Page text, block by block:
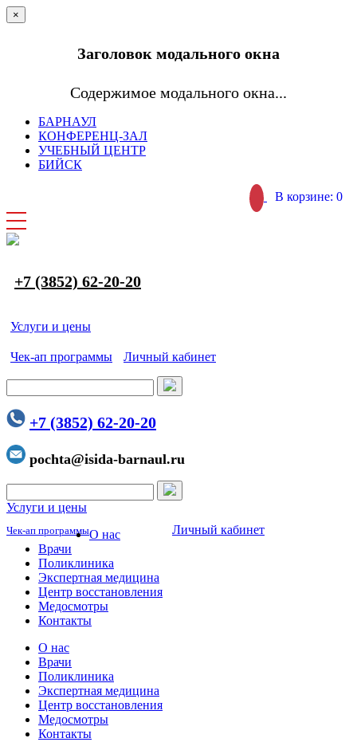
×
Заголовок модального окна
Содержимое модального окна...
БАРНАУЛ
КОНФЕРЕНЦ-ЗАЛ
УЧЕБНЫЙ ЦЕНТР
БИЙСК
В корзине: 0
+7 (3852) 62-20-20
Услуги и цены
Чек-ап программы Личный кабинет
+7 (3852) 62-20-20
pochta@isida-barnaul.ru
Услуги и цены
Чек-ап программы Личный кабинет
О нас
Врачи
Поликлиника
Экспертная медицина
Центр восстановления
Медосмотры
Контакты
О нас
Врачи
Поликлиника
Экспертная медицина
Центр восстановления
Медосмотры
Контакты